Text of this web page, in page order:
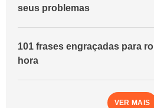
seus problemas
101 frases engraçadas para
hora
VER MAIS